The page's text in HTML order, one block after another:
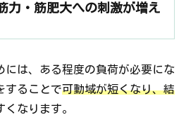
力・筋肥大への刺激が増え
には、ある程度の負荷が必要にな
することで可動域が短くなり、結
くなります。